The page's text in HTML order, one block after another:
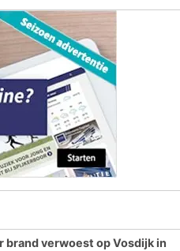
brand verwoest op Vosdijk in